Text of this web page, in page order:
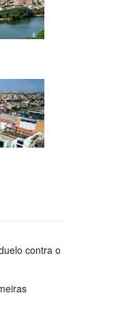
contra o